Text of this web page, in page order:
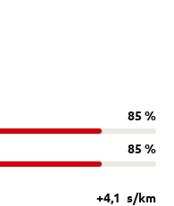
85 %
85 %
+4,1 s/km